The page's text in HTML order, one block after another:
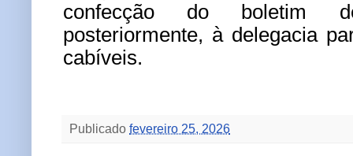
confecção do boletim
posteriormente, à delegacia
cabíveis.
Publicado fevereiro 25, 2026